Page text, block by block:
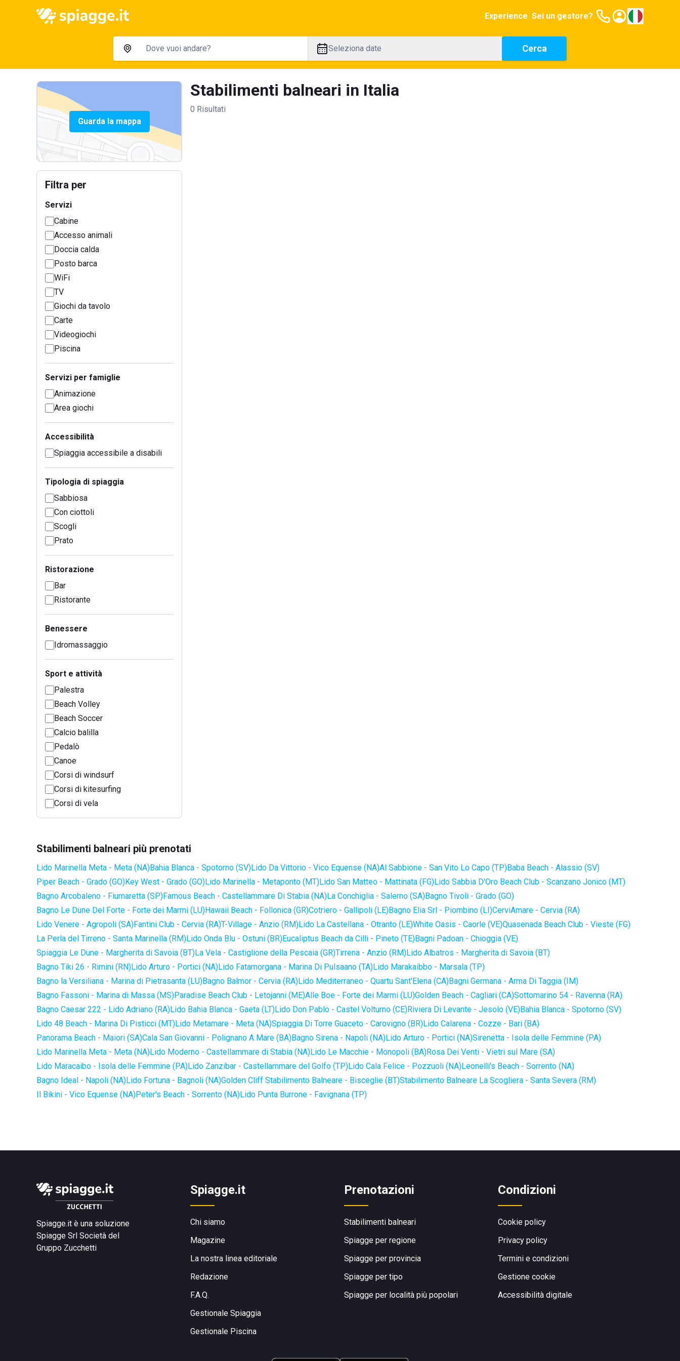
Experience Sei un gestore?
Seleziona date Cerca
Guarda la mappa
Filtra per
Servizi
Cabine
Accesso animali
Doccia calda
Posto barca
WiFi
TV
Giochi da tavolo
Carte
Videogiochi
Piscina
Servizi per famiglie
Animazione
Area giochi
Accessibilità
Spiaggia accessibile a disabili
Tipologia di spiaggia
Sabbiosa
Con ciottoli
Scogli
Prato
Ristorazione
Bar
Ristorante
Benessere
Idromassaggio
Sport e attività
Palestra
Beach Volley
Beach Soccer
Calcio balilla
Pedalò
Canoe
Corsi di windsurf
Corsi di kitesurfing
Corsi di vela
Stabilimenti balneari in Italia
0 Risultati
Stabilimenti balneari più prenotati
Lido Marinella Meta - Meta (NA)Bahia Blanca - Spotorno (SV)Lido Da Vittorio - Vico Equense (NA)Al Sabbione - San Vito Lo Capo (TP)Baba Beach - Alassio (SV)
Piper Beach - Grado (GO)Key West - Grado (GO)Lido Marinella - Metaponto (MT)Lido San Matteo - Mattinata (FG)Lido Sabbia D'Oro Beach Club - Scanzano Jonico (MT)
Bagno Arcobaleno - Fiumaretta (SP)Famous Beach - Castellammare Di Stabia (NA)La Conchiglia - Salerno (SA)Bagno Tivoli - Grado (GO)
Bagno Le Dune Del Forte - Forte dei Marmi (LU)Hawaii Beach - Follonica (GR)Cotriero - Gallipoli (LE)Bagno Elia Srl - Piombino (LI)CerviAmare - Cervia (RA)
Lido Venere - Agropoli (SA)Fantini Club - Cervia (RA)T-Village - Anzio (RM)Lido La Castellana - Otranto (LE)White Oasis - Caorle (VE)Quasenada Beach Club - Vieste (FG)
La Perla del Tirreno - Santa Marinella (RM)Lido Onda Blu - Ostuni (BR)Eucaliptus Beach da Cilli - Pineto (TE)Bagni Padoan - Chioggia (VE)
Spiaggia Le Dune - Margherita di Savoia (BT)La Vela - Castiglione della Pescaia (GR)Tirrena - Anzio (RM)Lido Albatros - Margherita di Savoia (BT)
Bagno Tiki 26 - Rimini (RN)Lido Arturo - Portici (NA)Lido Fatamorgana - Marina Di Pulsaano (TA)Lido Marakaibbo - Marsala (TP)
Bagno la Versiliana - Marina di Pietrasanta (LU)Bagno Balmor - Cervia (RA)Lido Mediterraneo - Quartu Sant'Elena (CA)Bagni Germana - Arma Di Taggia (IM)
Bagno Fassoni - Marina di Massa (MS)Paradise Beach Club - Letojanni (ME)Alle Boe - Forte dei Marmi (LU)Golden Beach - Cagliari (CA)Sottomarino 54 - Ravenna (RA)
Bagno Caesar 222 - Lido Adriano (RA)Lido Bahia Blanca - Gaeta (LT)Lido Don Pablo - Castel Volturno (CE)Riviera Di Levante - Jesolo (VE)Bahia Blanca - Spotorno (SV)
Lido 48 Beach - Marina Di Pisticci (MT)Lido Metamare - Meta (NA)Spiaggia Di Torre Guaceto - Carovigno (BR)Lido Calarena - Cozze - Bari (BA)
Panorama Beach - Maiori (SA)Cala San Giovanni - Polignano A Mare (BA)Bagno Sirena - Napoli (NA)Lido Arturo - Portici (NA)Sirenetta - Isola delle Femmine (PA)
Lido Marinella Meta - Meta (NA)Lido Moderno - Castellammare di Stabia (NA)Lido Le Macchie - Monopoli (BA)Rosa Dei Venti - Vietri sul Mare (SA)
Lido Maracaibo - Isola delle Femmine (PA)Lido Zanzibar - Castellammare del Golfo (TP)Lido Cala Felice - Pozzuoli (NA)Leonelli's Beach - Sorrento (NA)
Bagno Ideal - Napoli (NA)Lido Fortuna - Bagnoli (NA)Golden Cliff Stabilimento Balneare - Bisceglie (BT)Stabilimento Balneare La Scogliera - Santa Severa (RM)
Il Bikini - Vico Equense (NA)Peter's Beach - Sorrento (NA)Lido Punta Burrone - Favignana (TP)
Spiagge.it è una soluzione
Spiagge Srl Società del
Gruppo Zucchetti
Spiagge.it
Chi siamo
Magazine
La nostra linea editoriale
Redazione
F.A.Q.
Gestionale Spiaggia
Gestionale Piscina
Prenotazioni
Stabilimenti balneari
Spiagge per regione
Spiagge per provincia
Spiagge per tipo
Spiagge per località più popolari
Condizioni
Cookie policy
Privacy policy
Termini e condizioni
Gestione cookie
Accessibilità digitale